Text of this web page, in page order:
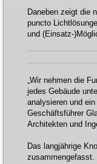
Daneben zeigt die
puncto
und (Einsatz-
„Wir nehmen die
jedes Gebäude
analysieren und
Geschäftsführer
Architekten und
Das langjährige